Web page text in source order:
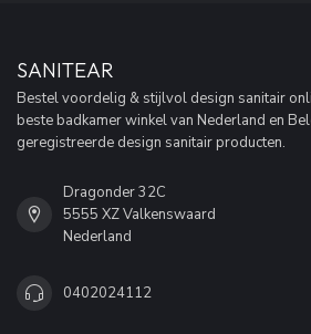
SANITEAR
Bestel voordelig & stijlvol design sanitair
beste badkamer winkel van Nederland en
geregistreerde design sanitair producten.
Dragonder 32C
5555 XZ Valkenswaard
Nederland
0402024112